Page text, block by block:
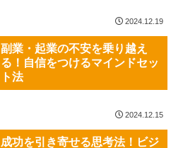
2024.12.19
副業・起業の不安を乗り越え
る！自信をつけるマインドセッ
ト法
2024.12.15
成功を引き寄せる思考法！ビジ